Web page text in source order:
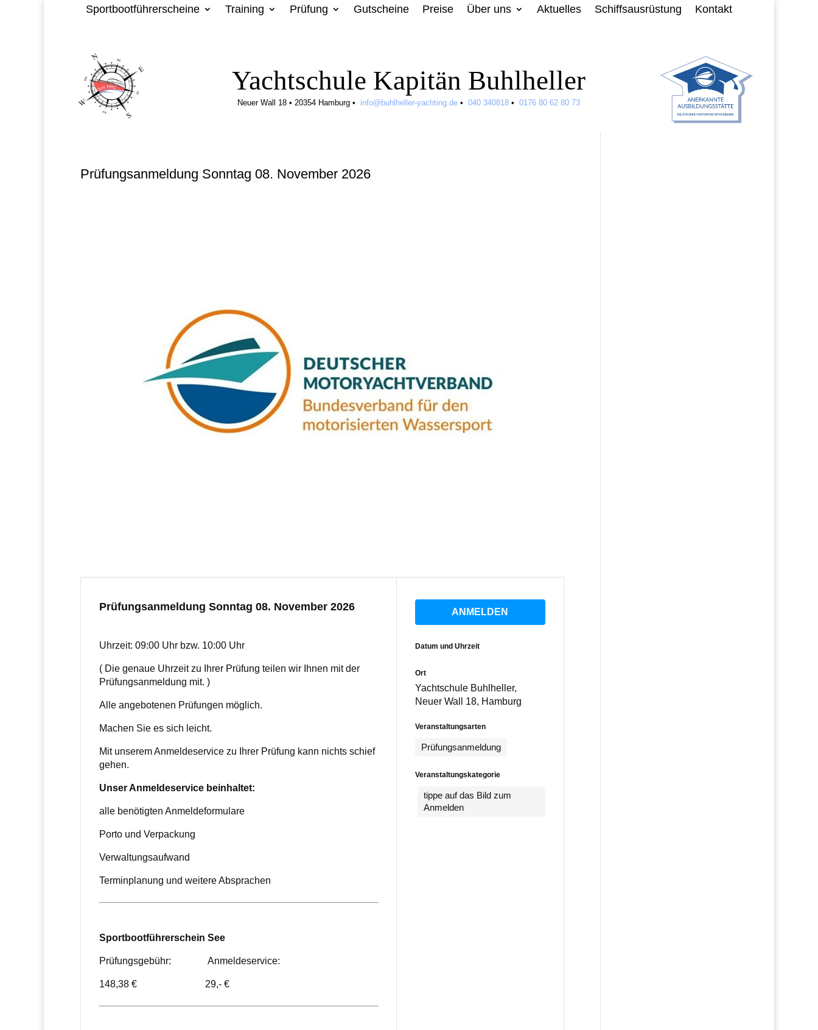
Sportbootführerscheine Training Prüfung Gutscheine Preise Über uns Aktuelles Schiffsausrüstung Kontakt
Yachtschule Kapitän Buhlheller
Neuer Wall 18•20354 Hamburg• info@buhlheller-yachting.de • 040 340818 • 0176 80 62 80 73
Prüfungsanmeldung Sonntag 08. November 2026
Prüfungsanmeldung Sonntag 08. November 2026
Uhrzeit: 09:00 Uhr bzw. 10:00 Uhr
( Die genaue Uhrzeit zu Ihrer Prüfung teilen wir Ihnen mit der
Prüfungsanmeldung mit. )
Alle angebotenen Prüfungen möglich.
Machen Sie es sich leicht.
Mit unserem Anmeldeservice zu Ihrer Prüfung kann nichts schief
gehen.
Unser Anmeldeservice beinhaltet:
alle benötigten Anmeldeformulare
Porto und Verpackung
Verwaltungsaufwand
Terminplanung und weitere Absprachen
Sportbootführerschein See
Prüfungsgebühr: Anmeldeservice:
148,38 € 29,- €
ANMELDEN
Datum und Uhrzeit
Ort
Yachtschule Buhlheller,
Neuer Wall 18, Hamburg
Veranstaltungsarten
Prüfungsanmeldung
Veranstaltungskategorie
tippe auf das Bild zum
Anmelden